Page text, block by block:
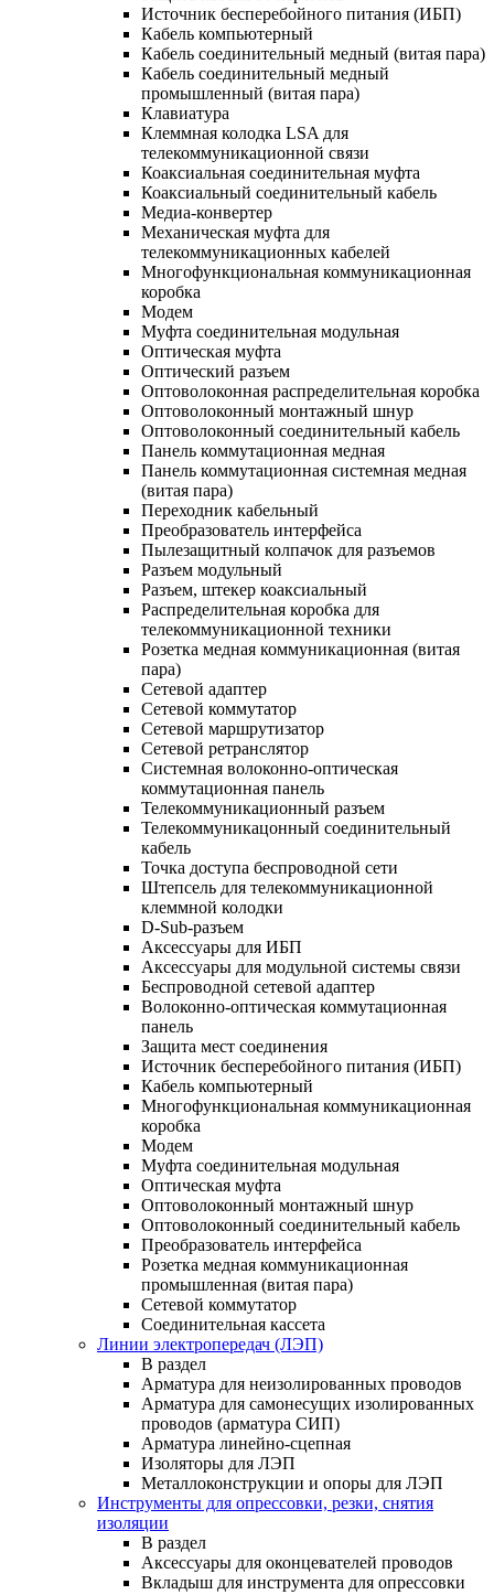
Источник бесперебойного питания (ИБП)
Кабель компьютерный
Кабель соединительный медный (витая пара)
Кабель соединительный медный
промышленный (витая пара)
Клавиатура
Клеммная колодка LSA для
телекоммуникационной связи
Коаксиальная соединительная муфта
Коаксиальный соединительный кабель
Медиа-конвертер
Механическая муфта для
телекоммуникационных кабелей
Многофункциональная коммуникационная
коробка
Модем
Муфта соединительная модульная
Оптическая муфта
Оптический разъем
Оптоволоконная распределительная коробка
Оптоволоконный монтажный шнур
Оптоволоконный соединительный кабель
Панель коммутационная медная
Панель коммутационная системная медная
(витая пара)
Переходник кабельный
Преобразователь интерфейса
Пылезащитный колпачок для разъемов
Разъем модульный
Разъем, штекер коаксиальный
Распределительная коробка для
телекоммуникационной техники
Розетка медная коммуникационная (витая
пара)
Сетевой адаптер
Сетевой коммутатор
Сетевой маршрутизатор
Сетевой ретранслятор
Системная волоконно-оптическая
коммутационная панель
Телекоммуникационный разъем
Телекоммуникацонный соединительный
кабель
Точка доступа беспроводной сети
Штепсель для телекоммуникационной
клеммной колодки
D-Sub-разъем
Аксессуары для ИБП
Аксессуары для модульной системы связи
Беспроводной сетевой адаптер
Волоконно-оптическая коммутационная
панель
Защита мест соединения
Источник бесперебойного питания (ИБП)
Кабель компьютерный
Многофункциональная коммуникационная
коробка
Модем
Муфта соединительная модульная
Оптическая муфта
Оптоволоконный монтажный шнур
Оптоволоконный соединительный кабель
Преобразователь интерфейса
Розетка медная коммуникационная
промышленная (витая пара)
Сетевой коммутатор
Соединительная кассета
Линии электропередач (ЛЭП)
В раздел
Арматура для неизолированных проводов
Арматура для самонесущих изолированных
проводов (арматура СИП)
Арматура линейно-сцепная
Изоляторы для ЛЭП
Металлоконструкции и опоры для ЛЭП
Инструменты для опрессовки, резки, снятия
изоляции
В раздел
Аксессуары для оконцевателей проводов
Вкладыш для инструмента для опрессовки